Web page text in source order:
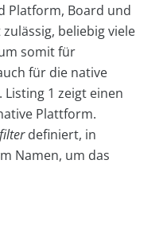
Platform, Board und
beliebig viele
somit für
für die native
1 zeigt einen
Plattform.
definiert, in
Namen, um das